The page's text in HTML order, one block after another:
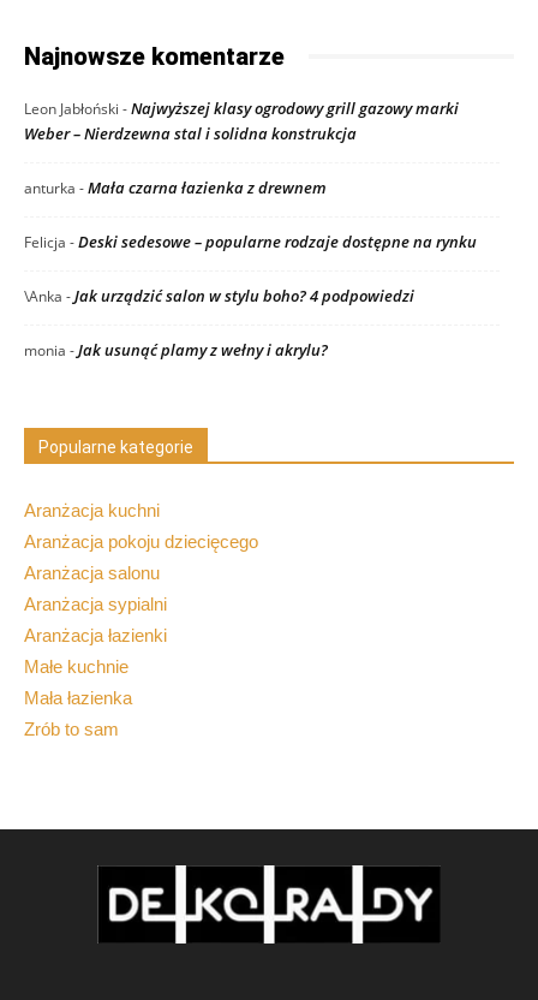
Najnowsze komentarze
Leon Jabłoński -Najwyższej klasy ogrodowy grill gazowy marki
Weber – Nierdzewna stal i solidna konstrukcja
anturka -Mała czarna łazienka z drewnem
Felicja -Deski sedesowe – popularne rodzaje dostępne na rynku
\Anka -Jak urządzić salon w stylu boho? 4 podpowiedzi
monia -Jak usunąć plamy z wełny i akrylu?
Popularne kategorie
Aranżacja kuchni
Aranżacja pokoju dziecięcego
Aranżacja salonu
Aranżacja sypialni
Aranżacja łazienki
Małe kuchnie
Mała łazienka
Zrób to sam